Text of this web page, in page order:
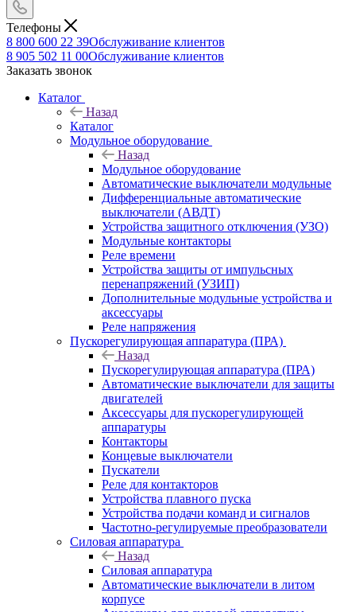
Телефоны
8 800 600 22 39Обслуживание клиентов
8 905 502 11 00Обслуживание клиентов
Заказать звонок
Каталог
Назад
Каталог
Модульное оборудование
Назад
Модульное оборудование
Автоматические выключатели модульные
Дифференциальные автоматические
выключатели (АВДТ)
Устройства защитного отключения (УЗО)
Модульные контакторы
Реле времени
Устройства защиты от импульсных
перенапряжений (УЗИП)
Дополнительные модульные устройства и
аксессуары
Реле напряжения
Пускорегулирующая аппаратура (ПРА)
Назад
Пускорегулирующая аппаратура (ПРА)
Автоматические выключатели для защиты
двигателей
Аксессуары для пускорегулирующей
аппаратуры
Контакторы
Концевые выключатели
Пускатели
Реле для контакторов
Устройства плавного пуска
Устройства подачи команд и сигналов
Частотно-регулируемые преобразователи
Силовая аппаратура
Назад
Силовая аппаратура
Автоматические выключатели в литом
корпусе